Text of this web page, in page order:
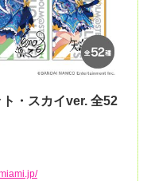
・スカイver. 全52